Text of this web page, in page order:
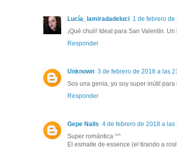
Lucía_lamiradadeluci 1 de febrero
¡Qué chuli! Ideal para San Valentín. Un
Responder
Unknown 3 de febrero de 2018 a las
Sos una genia, yo soy super inútil
Responder
Gepe Nails 4 de febrero de 2018 a las
Super romántica ^^
El esmalte de essence (el tirando a